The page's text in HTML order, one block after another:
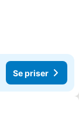
Se priser
Favoriter